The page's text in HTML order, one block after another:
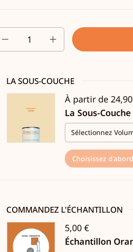
Quantité
LA SOUS-COUCHE
À partir de
La Sous-
Choisissez
COMMANDEZ L'ÉCHANTILLON
5,00 €
Échantillon